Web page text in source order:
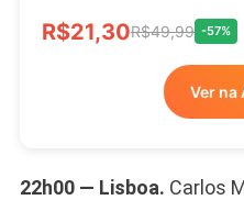
R$21,30R$49,99 -57%
Ver na
22h00 — Lisboa. Carlos